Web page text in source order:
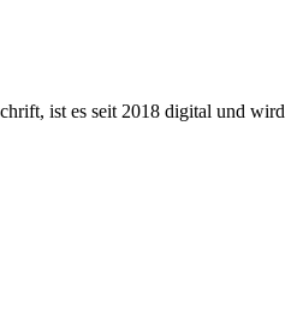
ist es seit 2018 digital und wird